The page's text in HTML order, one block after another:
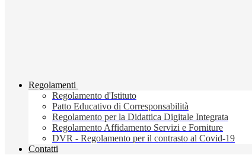
Regolamenti
Regolamento d'Istituto
Patto Educativo di Corresponsabilità
Regolamento per la Didattica Digitale Integrata
Regolamento Affidamento Servizi e Forniture
DVR - Regolamento per il contrasto al Covid-19
Contatti